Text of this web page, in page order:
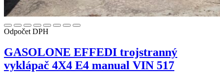
Odpočet DPH
GASOLONE EFFEDI trojstranný
vyklápač 4X4 E4 manual VIN 517